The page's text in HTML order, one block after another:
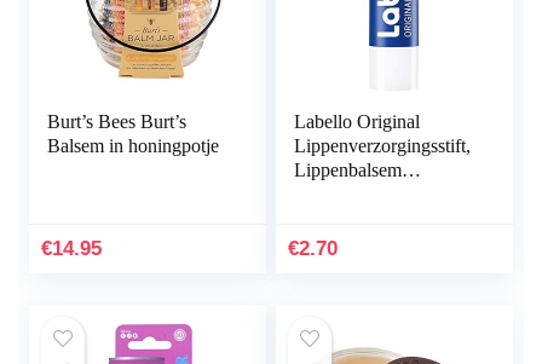
Burt’s Bees Burt’s
Balsem in honingpotje
€14.95
Labello Original
Lippenverzorgingsstift,
Lippenbalsem
€2.70